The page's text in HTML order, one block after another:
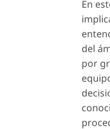
En
del
por